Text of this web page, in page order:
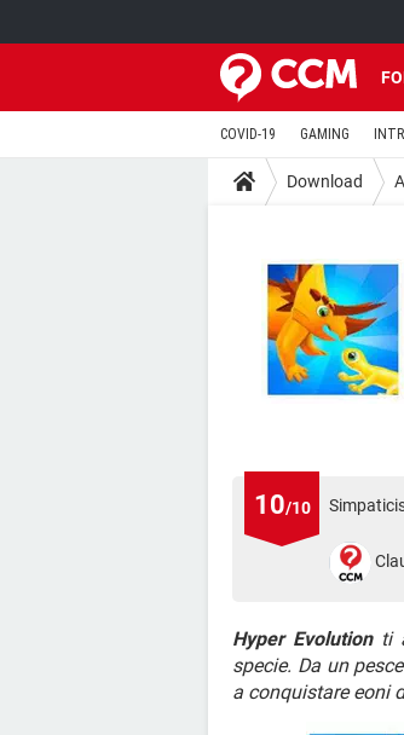
COVID-19 GAMING
Download
10/10
Hyper Evolutionti
specie. Da un
a conquistare eoni